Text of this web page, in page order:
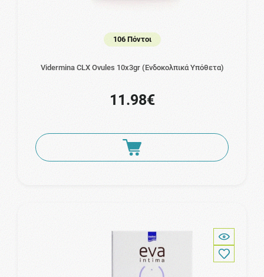
106 Πόντοι
Vidermina CLX Ovules 10x3gr (Ενδοκολπικά Υπόθετα)
11.98€